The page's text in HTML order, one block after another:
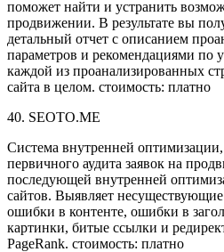
поможет найти и устранить
продвижении. В результате вы
детальный отчет с описанием
параметров и рекомендациями по
каждой из проанализированных
сайта в целом. стоимость: платно
40. SEOTO.ME
Система внутренней оптимизации,
первичного аудита заявок на
последующей внутренней
сайтов. Выявляет
ошибки в контенте, ошибки в
картинки, битые ссылки и
PageRank. стоимость: платно